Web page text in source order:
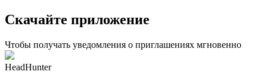
Скачайте приложение
Чтобы получать уведомления о приглашениях мгновенно
HeadHunter